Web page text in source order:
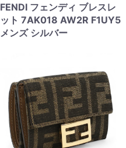
FENDI フェンディ ブレスレ
ット 7AK018 AW2R F1UY5
メンズ シルバー